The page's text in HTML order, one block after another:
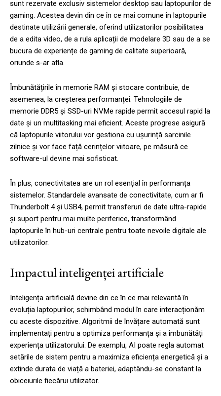
sunt rezervate exclusiv sistemelor desktop sau laptopurilor de
gaming. Acestea devin din ce în ce mai comune în laptopurile
destinate utilizării generale, oferind utilizatorilor posibilitatea
de a edita video, de a rula aplicații de modelare 3D sau de a se
bucura de experiențe de gaming de calitate superioară,
oriunde s-ar afla.
Îmbunătățirile în memorie RAM și stocare contribuie, de
asemenea, la creșterea performanței. Tehnologiile de
memorie DDR5 și SSD-uri NVMe rapide permit accesul rapid la
date și un multitasking mai eficient. Aceste progrese asigură
că laptopurile viitorului vor gestiona cu ușurință sarcinile
zilnice și vor face față cerințelor viitoare, pe măsură ce
software-ul devine mai sofisticat.
În plus, conectivitatea are un rol esențial în performanța
sistemelor. Standardele avansate de conectivitate, cum ar fi
Thunderbolt 4 și USB4, permit transferuri de date ultra-rapide
și suport pentru mai multe periferice, transformând
laptopurile în hub-uri centrale pentru toate nevoile digitale ale
utilizatorilor.
Impactul inteligenței artificiale
Inteligența artificială devine din ce în ce mai relevantă în
evoluția laptopurilor, schimbând modul în care interacționăm
cu aceste dispozitive. Algoritmii de învățare automată sunt
implementați pentru a optimiza performanța și a îmbunătăți
experiența utilizatorului. De exemplu, AI poate regla automat
setările de sistem pentru a maximiza eficiența energetică și a
extinde durata de viață a bateriei, adaptându-se constant la
obiceiurile fiecărui utilizator.